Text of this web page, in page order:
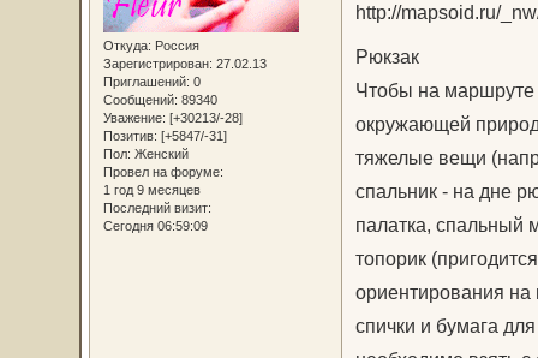
Откуда: Россия
Зарегистрирован: 27.02.13
Приглашений: 0
Сообщений: 89340
Уважение: [+30213/-28]
Позитив: [+5847/-31]
Пол: Женский
Провел на форуме:
1 год 9 месяцев
Последний визит:
Сегодня 06:59:09
Рюкзак
Чтобы на маршруте
окружающей
тяжелые вещи
спальник - на дне
палатка, спальный
топорик
ориентирования
спички и бумага